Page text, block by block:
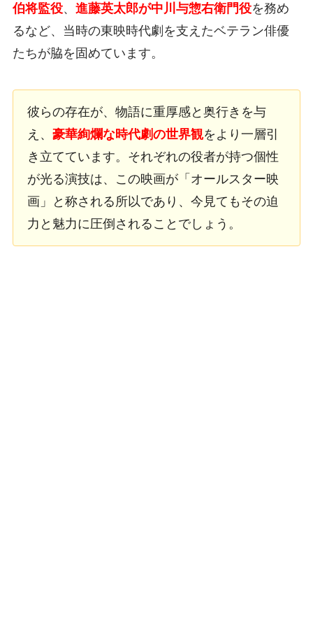
伯将監役、 進藤英太郎が中川与惣右衛門役を務め
るなど、当時の東映時代劇を支えたベテラン俳優
たちが脇を固めています。
彼らの存在が、物語に重厚感と奥行きを与
え、 豪華絢爛な時代劇の世界観をより一層引
き立てています。それぞれの役者が持つ個性
が光る演技は、この映画が「オールスター映
画」と称される所以であり、今見てもその迫
力と魅力に圧倒されることでしょう。